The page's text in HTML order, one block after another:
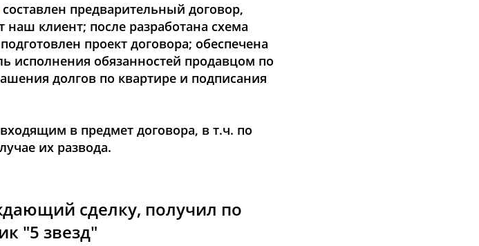
составлен предварительный договор,
клиент; после разработана схема
проект договора; обеспечена
исполнения обязанностей продавцом по
долгов по квартире и подписания
в предмет договора, в т.ч. по
их развода.
сделку, получил по
"5 звезд"